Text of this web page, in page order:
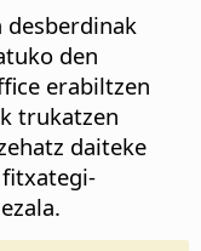
den
erabiltzen
trukatzen
daiteke